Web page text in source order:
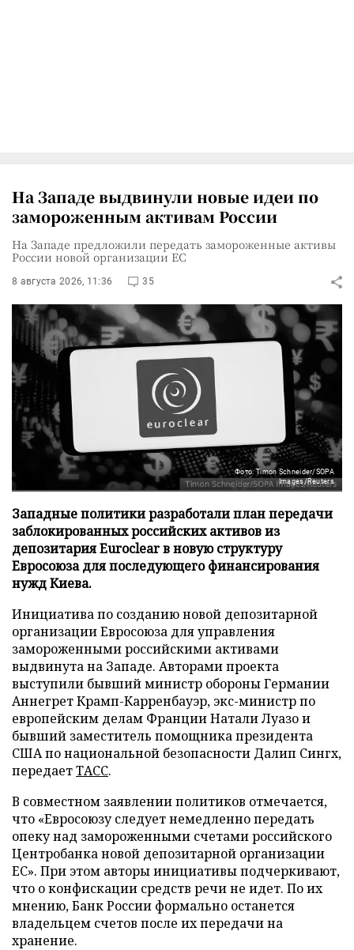
На Западе выдвинули новые идеи по
замороженным активам России
На Западе предложили передать замороженные активы
России новой организации ЕС
8 августа 2026, 11:36 35
Фото: Timon Schneider/SOPA
Images/Reuters
Западные политики разработали план передачи
заблокированных российских активов из
депозитария Euroclear в новую структуру
Евросоюза для последующего финансирования
нужд Киева.
Инициатива по созданию новой депозитарной
организации Евросоюза для управления
замороженными российскими активами
выдвинута на Западе. Авторами проекта
выступили бывший министр обороны Германии
Аннегрет Крамп-Карренбауэр, экс-министр по
европейским делам Франции Натали Луазо и
бывший заместитель помощника президента
США по национальной безопасности Далип Сингх,
передаетТАСС.
В совместном заявлении политиков отмечается,
что «Евросоюзу следует немедленно передать
опеку над замороженными счетами российского
Центробанка новой депозитарной организации
ЕС». При этом авторы инициативы подчеркивают,
что о конфискации средств речи не идет. По их
мнению, Банк России формально останется
владельцем счетов после их передачи на
хранение.